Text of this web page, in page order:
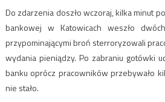
Do zdarzenia doszło wczoraj, kilka minut
bankowej w Katowicach weszło
przypominającymi broń sterroryzowali
wydania pieniądzy. Po zabraniu gotówki
banku oprócz pracowników przebywało
nie stało.